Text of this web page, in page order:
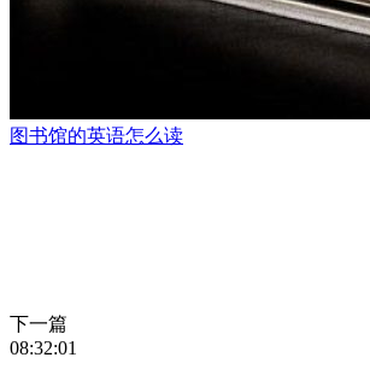
图书馆的英语怎么读
下一篇
08:32:01